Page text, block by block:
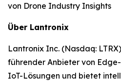
von Drone Industry Insights
Über Lantronix
Lantronix Inc. (Nasdaq:
führender Anbieter von
IoT-Lösungen und bietet